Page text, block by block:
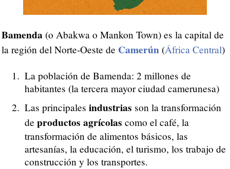
Bamenda (o Abakwa o Mankon Town) es la capital de
la región del Norte-Oeste de Camerún (África Central)
La población de Bamenda: 2 millones de
habitantes (la tercera mayor ciudad camerunesa)
Las principales industrias son la transformación
de productos agrícolas como el café, la
transformación de alimentos básicos, las
artesanías, la educación, el turismo, los trabajo de
construcción y los transportes.